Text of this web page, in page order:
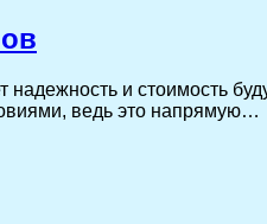
и стоимость
ведь это напрямую…